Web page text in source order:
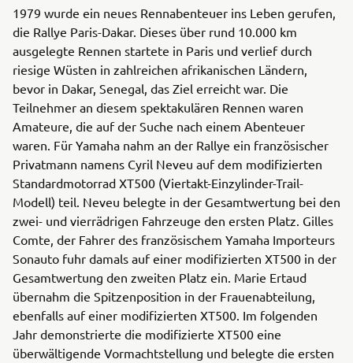
1979 wurde ein neues Rennabenteuer ins Leben gerufen,
die Rallye Paris-Dakar. Dieses über rund 10.000 km
ausgelegte Rennen startete in Paris und verlief durch
riesige Wüsten in zahlreichen afrikanischen Ländern,
bevor in Dakar, Senegal, das Ziel erreicht war. Die
Teilnehmer an diesem spektakulären Rennen waren
Amateure, die auf der Suche nach einem Abenteuer
waren. Für Yamaha nahm an der Rallye ein französischer
Privatmann namens Cyril Neveu auf dem modifizierten
Standardmotorrad XT500 (Viertakt-Einzylinder-Trail-
Modell) teil. Neveu belegte in der Gesamtwertung bei den
zwei- und vierrädrigen Fahrzeuge den ersten Platz. Gilles
Comte, der Fahrer des französischem Yamaha Importeurs
Sonauto fuhr damals auf einer modifizierten XT500 in der
Gesamtwertung den zweiten Platz ein. Marie Ertaud
übernahm die Spitzenposition in der Frauenabteilung,
ebenfalls auf einer modifizierten XT500. Im folgenden
Jahr demonstrierte die modifizierte XT500 eine
überwältigende Vormachtstellung und belegte die ersten